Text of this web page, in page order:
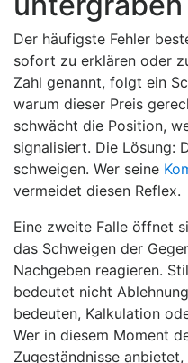
Der häufigste Fehler
sofort zu erklären oder
Zahl genannt, folgt ein
warum dieser Preis
schwächt die Position,
signalisiert. Die Lösung:
schweigen. Wer seine
vermeidet diesen Reflex.
Eine zweite Falle öffnet
das Schweigen der
Nachgeben reagieren.
bedeutet nicht
bedeuten, Kalkulation
Wer in diesem Moment
Zugeständnisse